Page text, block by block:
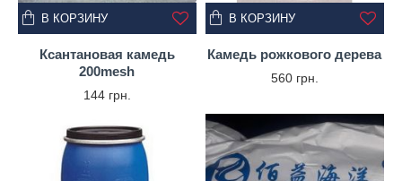
Ксантановая камедь
200mesh
144 грн.
В КОРЗИНУ
Камедь рожкового дерева
560 грн.
В КОРЗИНУ